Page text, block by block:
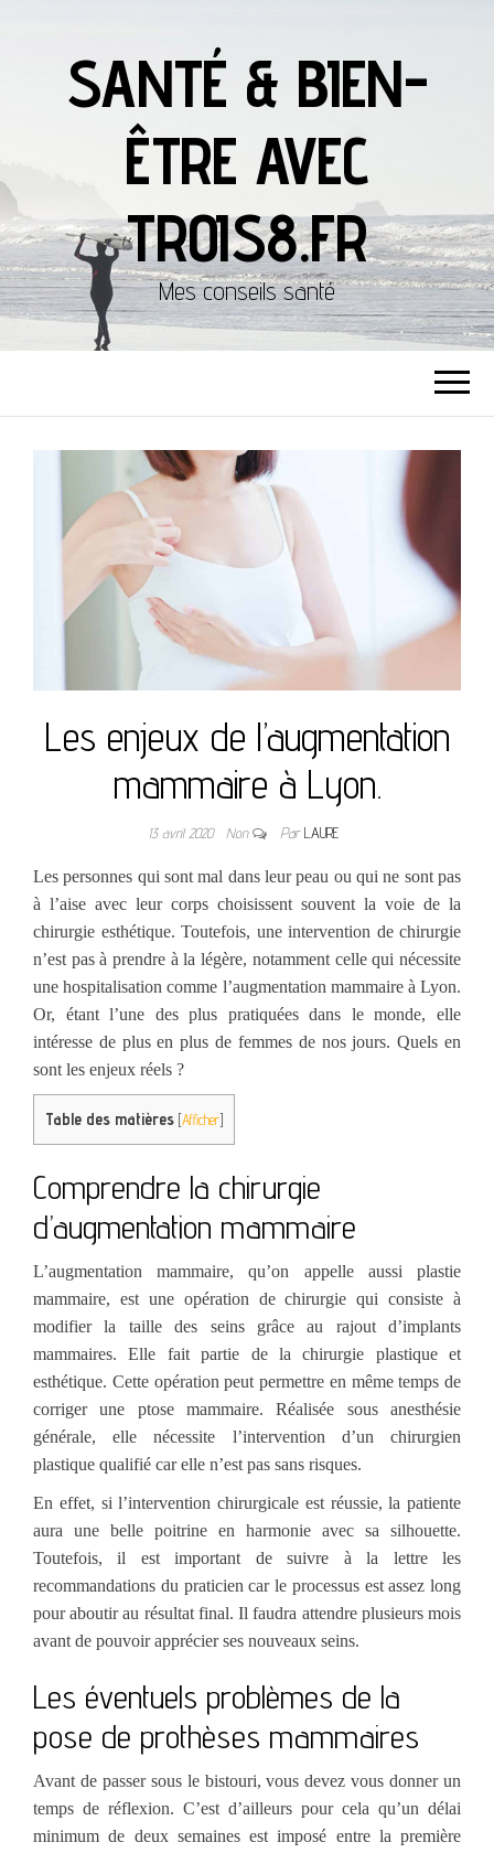
SANTÉ & BIEN-
ÊTRE AVEC
TROIS8.FR
Mes conseils santé
Les enjeux de l’augmentation
mammaire à Lyon.
13 avril 2020 Non ParLAURE
Les personnes qui sont mal dans leur peau ou qui ne sont pas
à l’aise avec leur corps choisissent souvent la voie de la
chirurgie esthétique. Toutefois, une intervention de chirurgie
n’est pas à prendre à la légère, notamment celle qui nécessite
une hospitalisation comme l’augmentation mammaire à Lyon.
Or, étant l’une des plus pratiquées dans le monde, elle
intéresse de plus en plus de femmes de nos jours. Quels en
sont les enjeux réels ?
Table des matières [Afficher]
Comprendre la chirurgie
d’augmentation mammaire
L’augmentation mammaire, qu’on appelle aussi plastie
mammaire, est une opération de chirurgie qui consiste à
modifier la taille des seins grâce au rajout d’implants
mammaires. Elle fait partie de la chirurgie plastique et
esthétique. Cette opération peut permettre en même temps de
corriger une ptose mammaire. Réalisée sous anesthésie
générale, elle nécessite l’intervention d’un chirurgien
plastique qualifié car elle n’est pas sans risques.
En effet, si l’intervention chirurgicale est réussie, la patiente
aura une belle poitrine en harmonie avec sa silhouette.
Toutefois, il est important de suivre à la lettre les
recommandations du praticien car le processus est assez long
pour aboutir au résultat final. Il faudra attendre plusieurs mois
avant de pouvoir apprécier ses nouveaux seins.
Les éventuels problèmes de la
pose de prothèses mammaires
Avant de passer sous le bistouri, vous devez vous donner un
temps de réflexion. C’est d’ailleurs pour cela qu’un délai
minimum de deux semaines est imposé entre la première